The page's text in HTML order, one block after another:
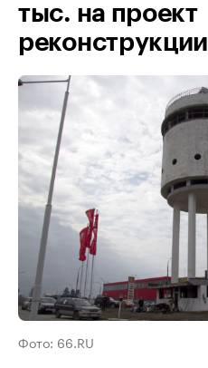
тыс. на проект
реконструкции
Фото: 66.RU